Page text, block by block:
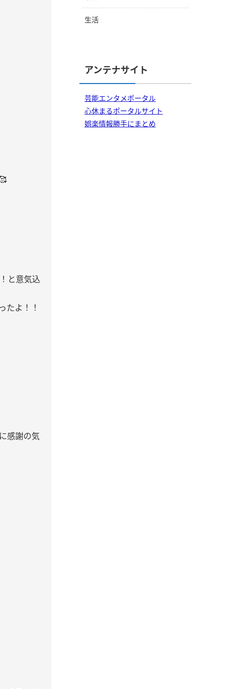
と意気込
たよ！！
感謝の気
生活
アンテナサイト
芸能エンタメポータル
心休まるポータルサイト
娯楽情報勝手にまとめ